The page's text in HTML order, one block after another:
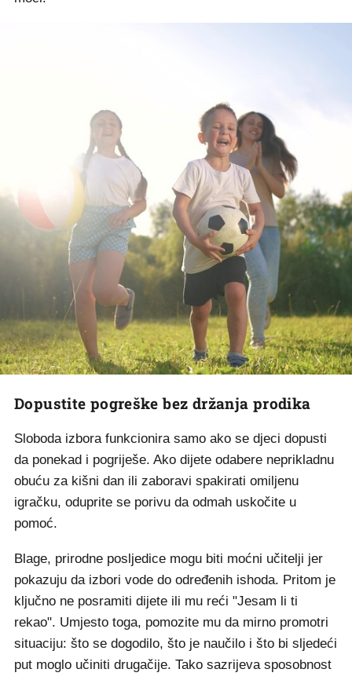
Dopustite pogreške bez držanja prodika
Sloboda izbora funkcionira samo ako se djeci dopusti
da ponekad i pogriješe. Ako dijete odabere neprikladnu
obuću za kišni dan ili zaboravi spakirati omiljenu
igračku, oduprite se porivu da odmah uskočite u
pomoć.
Blage, prirodne posljedice mogu biti moćni učitelji jer
pokazuju da izbori vode do određenih ishoda. Pritom je
ključno ne posramiti dijete ili mu reći "Jesam li ti
rekao". Umjesto toga, pomozite mu da mirno promotri
situaciju: što se dogodilo, što je naučilo i što bi sljedeći
put moglo učiniti drugačije. Tako sazrijeva sposobnost